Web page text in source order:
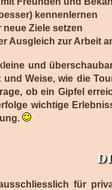
kennenlernen
Ziele setzen
Ausgleich zur Arbeit
und
und Weise, wie die
ob ein Gipfel
wichtige
für